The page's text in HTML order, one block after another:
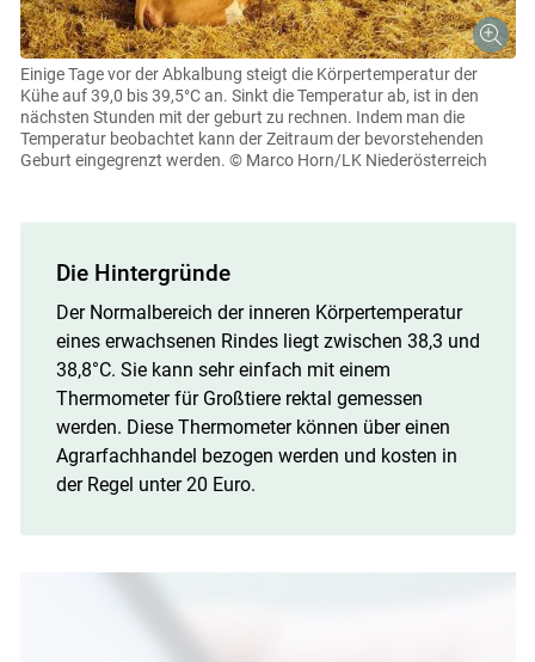
Einige Tage vor der Abkalbung steigt die Körpertemperatur der
Kühe auf 39,0 bis 39,5°C an. Sinkt die Temperatur ab, ist in den
nächsten Stunden mit der geburt zu rechnen. Indem man die
Temperatur beobachtet kann der Zeitraum der bevorstehenden
Geburt eingegrenzt werden. © Marco Horn/LK Niederösterreich
Die Hintergründe
Der Normalbereich der inneren Körpertemperatur
eines erwachsenen Rindes liegt zwischen 38,3 und
38,8°C. Sie kann sehr einfach mit einem
Thermometer für Großtiere rektal gemessen
werden. Diese Thermometer können über einen
Agrarfachhandel bezogen werden und kosten in
der Regel unter 20 Euro.